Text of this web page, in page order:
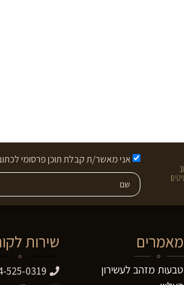
אני מאשר/ת קבלת תוכן פרסומי
מאמרים
טבעות מזהב לעשירון
שירות
525-0319